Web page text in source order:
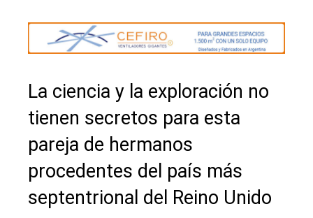
La ciencia y la exploración no
tienen secretos para esta
pareja de hermanos
procedentes del país más
septentrional del Reino Unido